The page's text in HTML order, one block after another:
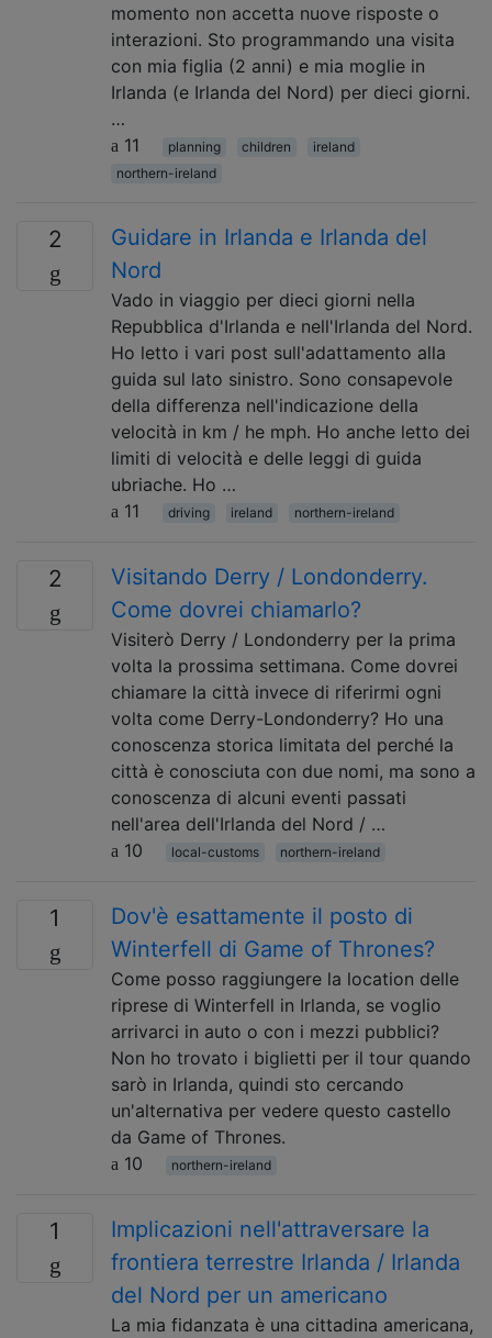
momento non accetta nuove risposte o
interazioni. Sto programmando una visita
con mia figlia (2 anni) e mia moglie in
Irlanda (e Irlanda del Nord) per dieci giorni.
…
11
planning children
ireland
northern-ireland
2
Guidare in Irlanda e Irlanda del
Nord
Vado in viaggio per dieci giorni nella
Repubblica d'Irlanda e nell'Irlanda del Nord.
Ho letto i vari post sull'adattamento alla
guida sul lato sinistro. Sono consapevole
della differenza nell'indicazione della
velocità in km / he mph. Ho anche letto dei
limiti di velocità e delle leggi di guida
ubriache. Ho …
11
driving ireland northern-ireland
2
Visitando Derry / Londonderry.
Come dovrei chiamarlo?
Visiterò Derry / Londonderry per la prima
volta la prossima settimana. Come dovrei
chiamare la città invece di riferirmi ogni
volta come Derry-Londonderry? Ho una
conoscenza storica limitata del perché la
città è conosciuta con due nomi, ma sono a
conoscenza di alcuni eventi passati
nell'area dell'Irlanda del Nord / …
10
local-customs northern-ireland
1
Dov'è esattamente il posto di
Winterfell di Game of Thrones?
Come posso raggiungere la location delle
riprese di Winterfell in Irlanda, se voglio
arrivarci in auto o con i mezzi pubblici?
Non ho trovato i biglietti per il tour quando
sarò in Irlanda, quindi sto cercando
un'alternativa per vedere questo castello
da Game of Thrones.
10
northern-ireland
1
Implicazioni nell'attraversare la
frontiera terrestre Irlanda / Irlanda
del Nord per un americano
La mia fidanzata è una cittadina americana,